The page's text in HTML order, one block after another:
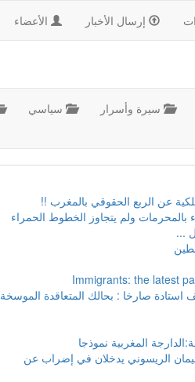
الأعضاء إرسال الأخبار
سياسي سيرة وأسرار
عن الربع الحقوقي بالمغرب !!
بالمحرمات ولم يتجاوز الخطوط الحمراء
...
Immigrants: the latest
استادة صارخا : بحالك المتعاقدة الموسخة
المغربية نموذجا
الريسوني يدخلان في إضراب عن